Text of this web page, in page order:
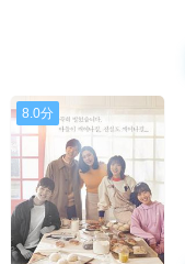
8.0分